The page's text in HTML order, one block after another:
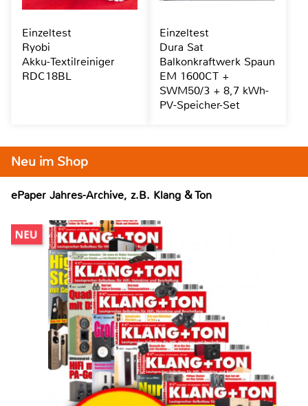
Neu im Shop
ePaper Jahres-Archive, z.B. Klang & Ton
Einzeltest
Ryobi
Akku-Textilreiniger
RDC18BL
Einzeltest
Dura Sat
Balkonkraftwerk Spaun
EM 1600CT +
SWM50/3 + 8,7 kWh-
PV-Speicher-Set